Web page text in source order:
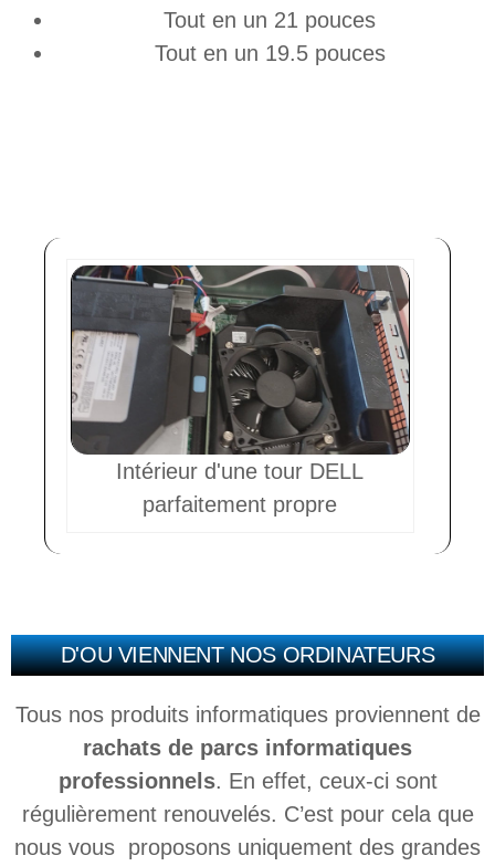
Tout en un 21 pouces
Tout en un 19.5 pouces
Intérieur d'une tour DELL
parfaitement propre
D'OU VIENNENT NOS ORDINATEURS
Tous nos produits informatiques proviennent de
rachats de parcs informatiques
professionnels. En effet, ceux-ci sont
régulièrement renouvelés. C’est pour cela que
nous vous proposons uniquement des grandes